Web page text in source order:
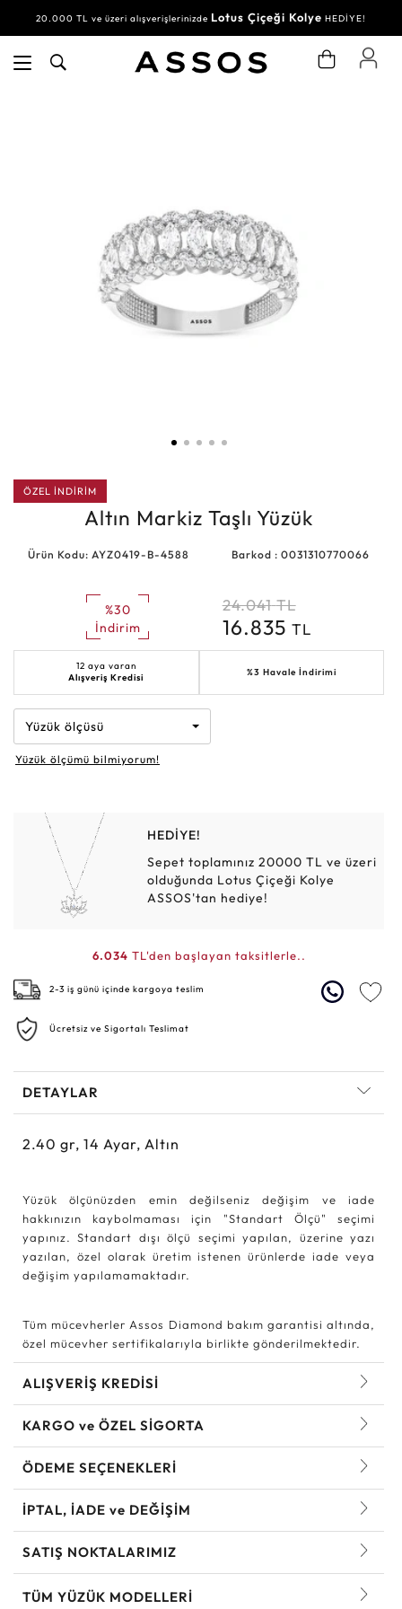
20.000 TL ve üzeri alışverişlerinizde Lotus Çiçeği Kolye HEDİYE!
ÖZEL İNDİRİM
Altın Markiz Taşlı Yüzük
Ürün Kodu: AYZ0419-B-4588 Barkod : 0031310770066
%30
İndirim
24.041 TL
16.835 TL
12 aya varan
Alışveriş Kredisi
%3 Havale İndirimi
Yüzük ölçüsü
Yüzük ölçümü bilmiyorum!
HEDİYE!
Sepet toplamınız 20000 TL ve üzeri
olduğunda Lotus Çiçeği Kolye
ASSOS'tan hediye!
6.034 TL'den başlayan taksitlerle..
2-3 iş günü içinde kargoya teslim
Ücretsiz ve Sigortalı Teslimat
DETAYLAR
2.40 gr, 14 Ayar, Altın
Yüzük ölçünüzden emin değilseniz değişim ve iade
hakkınızın kaybolmaması için "Standart Ölçü" seçimi
yapınız. Standart dışı ölçü seçimi yapılan, üzerine yazı
yazılan, özel olarak üretim istenen ürünlerde iade veya
değişim yapılamamaktadır.
Tüm mücevherler Assos Diamond bakım garantisi altında,
özel mücevher sertifikalarıyla birlikte gönderilmektedir.
ALIŞVERİŞ KREDİSİ
KARGO ve ÖZEL SİGORTA
ÖDEME SEÇENEKLERİ
İPTAL, İADE ve DEĞİŞİM
SATIŞ NOKTALARIMIZ
TÜM YÜZÜK MODELLERI